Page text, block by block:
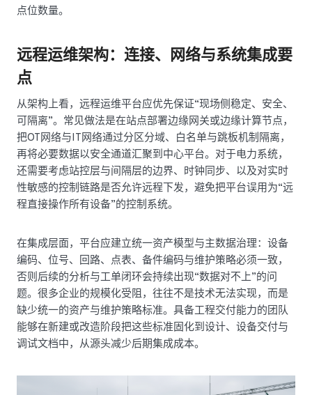
点位数量。
远程运维架构：连接、网络与系统集成要
点
从架构上看，远程运维平台应优先保证“现场侧稳定、安全、
可隔离”。常见做法是在站点部署边缘网关或边缘计算节点，
把OT网络与IT网络通过分区分域、白名单与跳板机制隔离，
再将必要数据以安全通道汇聚到中心平台。对于电力系统，
还需要考虑站控层与间隔层的边界、时钟同步、以及对实时
性敏感的控制链路是否允许远程下发，避免把平台误用为“远
程直接操作所有设备”的控制系统。
在集成层面，平台应建立统一资产模型与主数据治理：设备
编码、位号、回路、点表、备件编码与维护策略必须一致，
否则后续的分析与工单闭环会持续出现“数据对不上”的问
题。很多企业的规模化受阻，往往不是技术无法实现，而是
缺少统一的资产与维护策略标准。具备工程交付能力的团队
能够在新建或改造阶段把这些标准固化到设计、设备交付与
调试文档中，从源头减少后期集成成本。